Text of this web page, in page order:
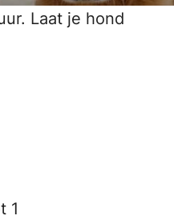
Laat je hond
1